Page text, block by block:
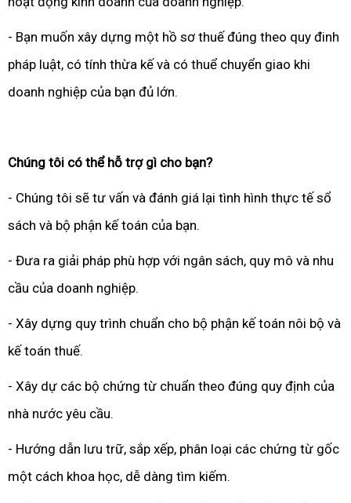
- Bạn muốn xây dựng một hồ sơ thuế đúng theo quy đinh
pháp luật, có tính thừa kế và có thuể chuyển giao khi
doanh nghiệp của bạn đủ lớn.
Chúng tôi có thể hỗ trợ gì cho bạn?
- Chúng tôi sẽ tư vấn và đánh giá lại tình hình thực tế sổ
sách và bộ phận kế toán của bạn.
- Đưa ra giải pháp phù hợp với ngân sách, quy mô và nhu
cầu của doanh nghiệp.
- Xây dựng quy trình chuẩn cho bộ phận kế toán nôi bộ và
kế toán thuế.
- Xây dự các bộ chứng từ chuẩn theo đúng quy định của
nhà nước yêu cầu.
- Hướng dẫn lưu trữ, sắp xếp, phân loại các chứng từ gốc
một cách khoa học, dễ dàng tìm kiếm.